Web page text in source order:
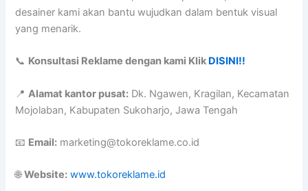
desainer kami akan bantu wujudkan dalam bentuk visual
yang menarik.
📞 Konsultasi Reklame dengan kami Klik DISINI!!
📍 Alamat kantor pusat: Dk. Ngawen, Kragilan, Kecamatan
Mojolaban, Kabupaten Sukoharjo, Jawa Tengah
📧 Email: marketing@tokoreklame.co.id
🌐Website: www.tokoreklame.id